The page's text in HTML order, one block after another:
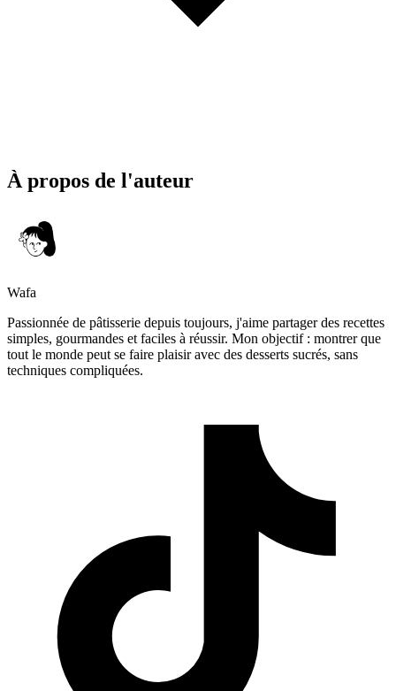
À propos de l'auteur
Wafa
Passionnée de pâtisserie depuis toujours, j'aime partager des recettes
simples, gourmandes et faciles à réussir. Mon objectif : montrer que
tout le monde peut se faire plaisir avec des desserts sucrés, sans
techniques compliquées.